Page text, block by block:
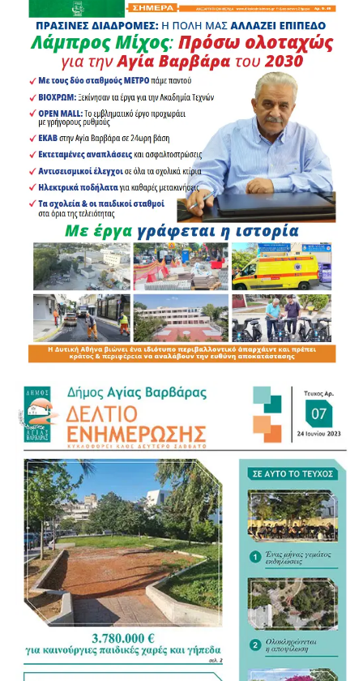
Στην περιοχή ήταν αντιπροσωπεία του ΚΚΕ με
επικεφαλής τον Νίκο Αμπατιέλο, μέλος του ΠΓ και
βουλευτή του Κόμματος, αποτελούμενη επίσης από την
Βιβή Δάγκα, μέλος της ΚΕ και βουλευτής.
Ταυτόχρονα, στο τέρμα της οδού Ακροπόλεως στο
Χαϊδάρι, βρέθηκε αντιπροσωπεία του ΚΚΕ με
επικεφαλής τον Νίκο Καραγιάννη, μέλος της ΚΕΟΕ.
Επί ποδός ήταν και η αγωνιστική αρχή του Δήμου
Χαϊδαρίου, με επικεφαλής τον αντιδήμαρχο Κώστα
Σταθά.
Η βουλευτής του ΚΚΕ Β. Δάγκα και η Αντιδήμαρχος
Κοινωνικής Μέριμνας και Αλληλεγγύης Ναουάφ
Δαουάχερ βρέθηκαν στο Ψυχιατρικό Νοσοκομείο. Σε
δήλωση της, από το σημείο η Β. Δάγκα σημείωσε:
«Βρισκόμαστε στο πρώην Ψυχιατρικό Νοσοκομείο
Αττικής Δαφνί. Μία ανάσα από το πύρινο μέτωπο.
Είμαστε σε άμεση επαφή τόσο με το σωματείο
εργαζομένων όσο και το Δήμο Χαϊδαρίου που από την
διαδικασία της εκκένωσης στην περιοχή. Απαιτούμε
από τους αρμόδιους υπηρεσιακούς παράγοντες να
γίνουν όλες οι απαραίτητες και αναγκαίες ενέργειες για
την ασφάλεια των ανθρώπινων ζωών, ασθενών,
συνοδών και εργαζομένων. Αποδεικνύεται και τώρα σε
αυτή την έκτακτη στιγμή η τραγική κατάσταση με την
έλλειψη του απαραίτητου προσωπικού στο νοσοκομείο
όπως και σε όλα τα νοσοκομεία».
Κλιμάκια του δήμου Χαϊδαρίου και του ΚΚΕ
απεγκλώβισαν αδέσποτα από το προσωρινό καταφύγιο
αδέσποτων ζώων.
Επίσης διαμορφώθηκε κατάλληλος χώρος σε αίθουσα
στο χώρο του Δημαρχείου που υποδέχεται τον κόσμο,
καθώς προληπτικά, τα κλιμάκια του Δήμου σε
συνεργασία με την Πυροσβεστική, έχουν εκκενώσει από